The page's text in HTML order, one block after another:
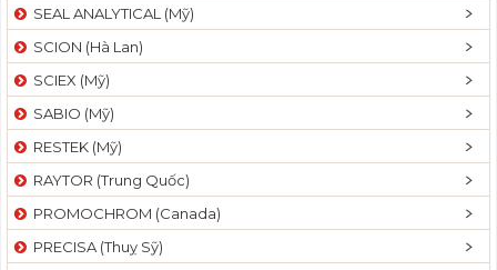
SEAL ANALYTICAL (Mỹ)
SCION (Hà Lan)
SCIEX (Mỹ)
SABIO (Mỹ)
RESTEK (Mỹ)
RAYTOR (Trung Quốc)
PROMOCHROM (Canada)
PRECISA (Thuỵ Sỹ)